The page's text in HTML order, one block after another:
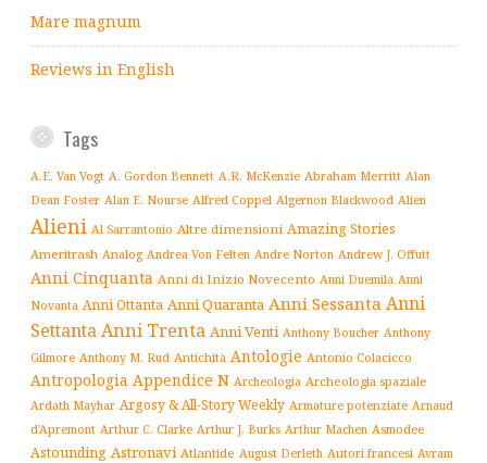
Mare magnum
Reviews in English
Tags
A.E. Van Vogt A. Gordon Bennett A.R. McKenzie Abraham Merritt Alan
Dean Foster Alan E. Nourse Alfred Coppel Algernon Blackwood Alien
Alieni Al Sarrantonio Altre dimensioni Amazing Stories
Ameritrash Analog Andrea Von Felten Andre Norton Andrew J. Offutt
Anni Cinquanta Anni di Inizio Novecento Anni Duemila Anni
Novanta Anni Ottanta Anni Quaranta Anni Sessanta Anni
SettantaAnni Trenta Anni Venti Anthony Boucher Anthony
Gilmore Anthony M. Rud Antichità Antologie Antonio Colacicco
Antropologia Appendice N Archeologia Archeologia spaziale
Ardath Mayhar Argosy & All-Story Weekly Armature potenziate Arnaud
d'Apremont Arthur C. Clarke Arthur J. Burks Arthur Machen Asmodee
Astounding Astronavi Atlantide August Derleth Autori francesi Avram